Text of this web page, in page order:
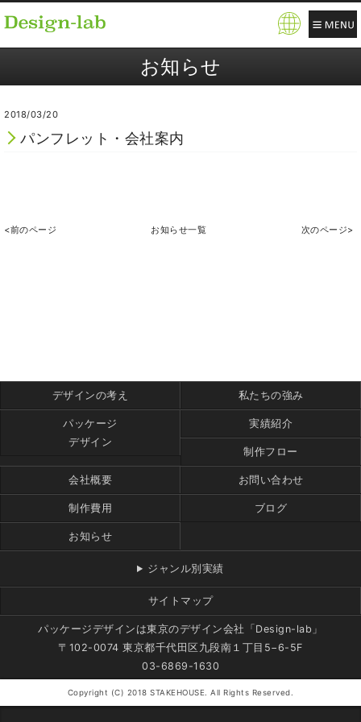
お知らせ
2018/03/20
パンフレット・会社案内
<前のページ お知らせ一覧 次のページ>
デザインの考え 私たちの強み
パッケージ
デザイン
実績紹介
制作フロー
会社概要 お問い合わせ
制作費用 ブログ
お知らせ
ジャンル別実績
サイトマップ
パッケージデザインは東京のデザイン会社「Design-lab」
〒102-0074 東京都千代田区九段南１丁目5−6-5F
03-6869-1630
Copyright (C) 2018 STAKEHOUSE. All Rights Reserved.